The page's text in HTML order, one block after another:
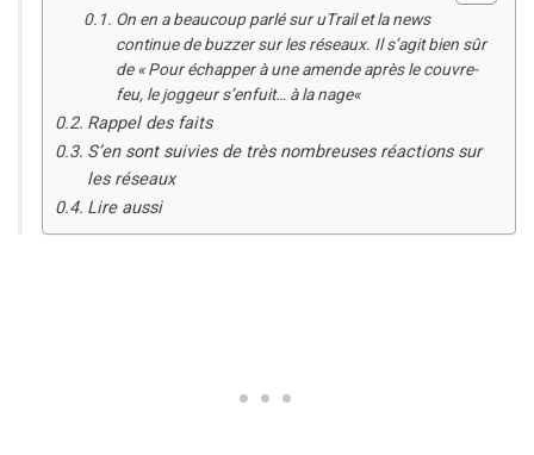
On en a beaucoup parlé sur uTrail et la news
continue de buzzer sur les réseaux. Il s’agit bien sûr
de « Pour échapper à une amende après le couvre-
feu, le joggeur s’enfuit… à la nage«
Rappel des faits
S’en sont suivies de très nombreuses réactions sur
les réseaux
Lire aussi